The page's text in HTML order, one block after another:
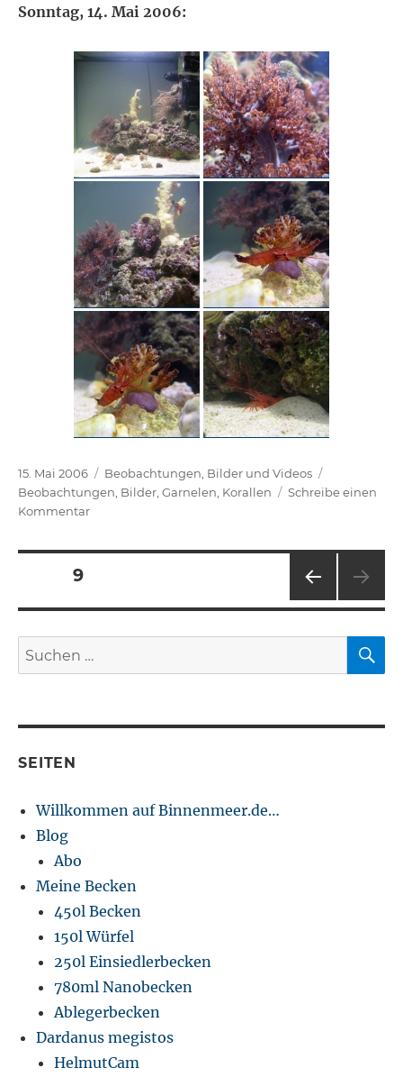
Sonntag, 14. Mai 2006:
Veröffentlicht
am
15. Mai 2006 Kategorien
Beobachtungen Bilder und Videos
Beobachtungen Bilder ,Garnelen Korallen
Schreibe einen
Kommentarzu
Bilder
Woche
Seitennummerierung
der
Beiträge
VOR
GE
E
SEITE9
Suchen
nach:
SEITEN
Willkommen auf Binnenmeer.de…
Blog
Abo
Meine Becken
450l Becken
150l Würfel
250l Einsiedlerbecken
780ml Nanobecken
Ablegerbecken
Dardanus megistos
HelmutCam